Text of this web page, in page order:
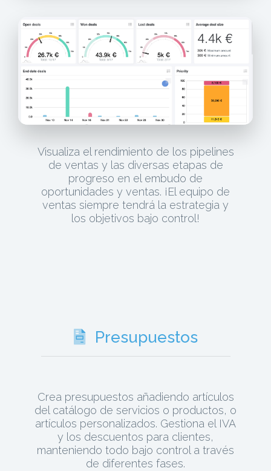
Visualiza el rendimiento de los pipelines
de ventas y las diversas etapas de
progreso en el embudo de
oportunidades y ventas. ¡El equipo de
ventas siempre tendrá la estrategia y
los objetivos bajo control!
Presupuestos
Crea presupuestos añadiendo artículos
del catálogo de servicios o productos, o
artículos personalizados. Gestiona el IVA
y los descuentos para clientes,
manteniendo todo bajo control a través
de diferentes fases.